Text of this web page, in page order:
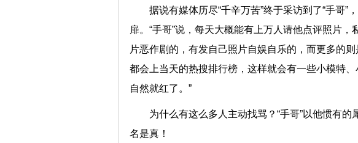
据说有媒体历尽“千辛万苦”终于采访到了“手哥”
扉。“手哥”说，每天大概能有上万人请他点评照片
片恶作剧的，有发自己照片自娱自乐的，而更多的
都会上当天的热搜排行榜，这样就会有一些小模特
自然就红了。”
为什么有这么多人主动找骂？“手哥”以他惯有
名是真！